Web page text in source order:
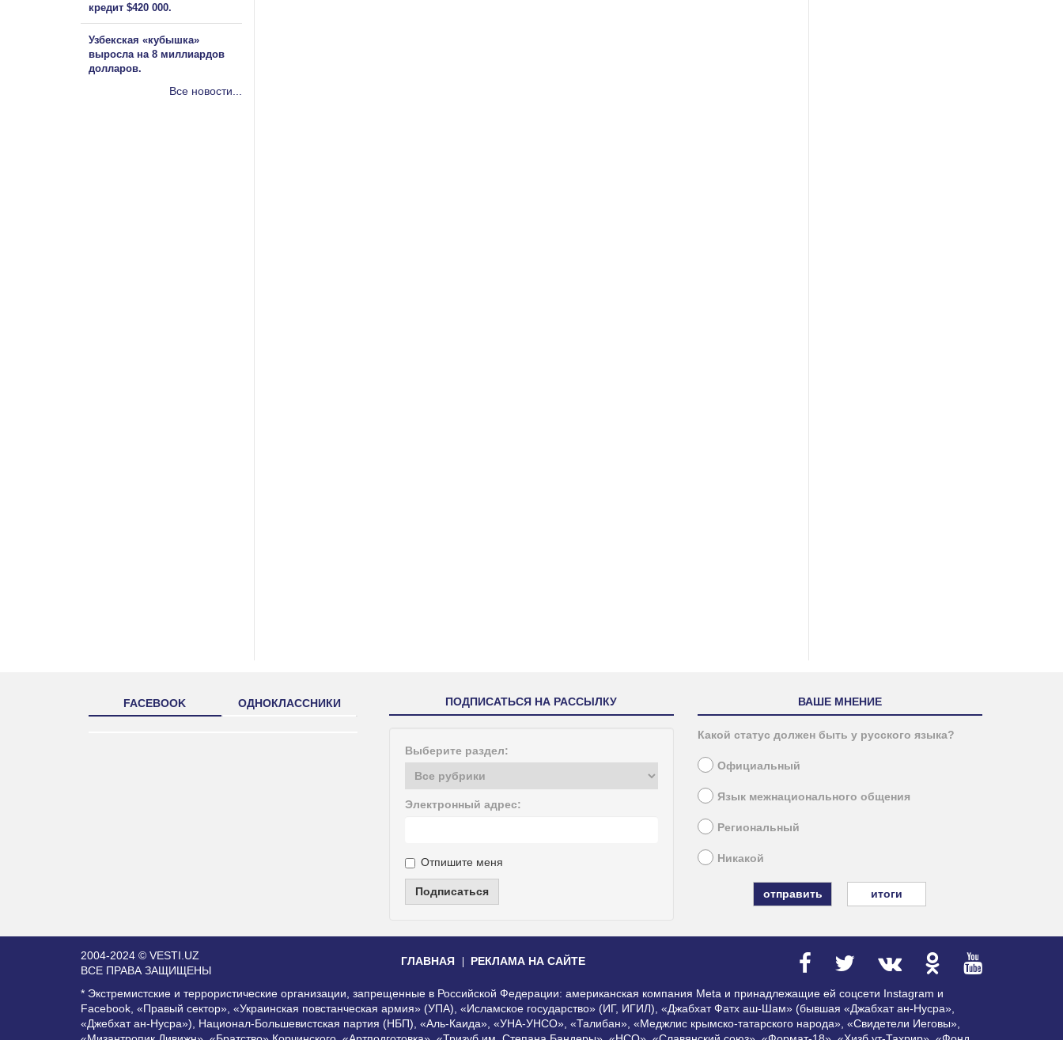
кредит $420 000.
Узбекская «кубышка»
выросла на 8 миллиардов
долларов.
Все новости...
FACEBOOK ОДНОКЛАССНИКИ ПОДПИСАТЬСЯ НА РАССЫЛКУ
Выберите раздел:
Электронный адрес:
Отпишите меня
Подписаться
ВАШЕ МНЕНИЕ
Какой статус должен быть у русского языка?
Официальный
Язык межнационального общения
Региональный
Никакой
итоги
2004-2024 © VESTI.UZ
ВСЕ ПРАВА ЗАЩИЩЕНЫ
ГЛАВНАЯ РЕКЛАМА НА САЙТЕ
* Экстремистские и террористические организации, запрещенные в Российской Федерации: американская компания Meta и принадлежащие ей соцсети Instagram и
Facebook, «Правый сектор», «Украинская повстанческая армия» (УПА), «Исламское государство» (ИГ, ИГИЛ), «Джабхат Фатх аш-Шам» (бывшая «Джабхат ан-Нусра»,
«Джебхат ан-Нусра»), Национал-Большевистская партия (НБП), «Аль-Каида», «УНА-УНСО», «Талибан», «Меджлис крымско-татарского народа», «Свидетели Иеговы»,